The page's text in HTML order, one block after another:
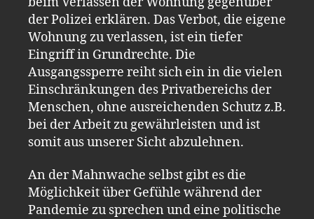
der Polizei erklären. Das Verbot, die eigene
Wohnung zu verlassen, ist ein tiefer
Eingriff in Grundrechte. Die
Ausgangssperre reiht sich ein in die vielen
Einschränkungen des Privatbereichs der
Menschen, ohne ausreichenden Schutz z.B.
bei der Arbeit zu gewährleisten und ist
somit aus unserer Sicht abzulehnen.
An der Mahnwache selbst gibt es die
Möglichkeit über Gefühle während der
Pandemie zu sprechen und eine politische